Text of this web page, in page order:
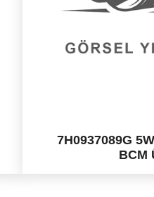
7H0937089G
BCM